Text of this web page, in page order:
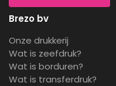
Brezo bv
Onze drukkerij
Wat is zeefdruk?
Wat is borduren?
Wat is transferdruk?